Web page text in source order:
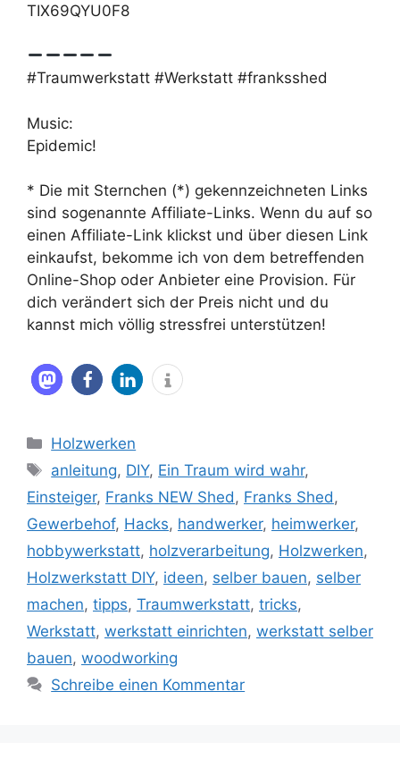
TIX69QYU0F8
#Traumwerkstatt #Werkstatt #franksshed
Music:
Epidemic!
* Die mit Sternchen (*) gekennzeichneten Links
sind sogenannte Affiliate-Links. Wenn du auf so
einen Affiliate-Link klickst und über diesen Link
einkaufst, bekomme ich von dem betreffenden
Online-Shop oder Anbieter eine Provision. Für
dich verändert sich der Preis nicht und du
kannst mich völlig stressfrei unterstützen!
Kategorien
Holzwerken
Schlagwörter
anleitung, DIY, Ein Traum wird wahr,
Einsteiger, Franks NEW Shed , Franks Shed ,
Gewerbehof, Hacks, handwerker, heimwerker,
hobbywerkstatt, holzverarbeitung, Holzwerken,
Holzwerkstatt DIY, ideen, selber bauen, selber
machen, tipps, Traumwerkstatt, tricks,
Werkstatt, werkstatt einrichten, werkstatt selber
bauen, woodworking
Schreibe einen Kommentar